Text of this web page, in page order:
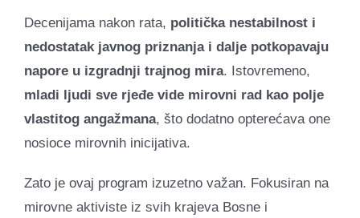
Decenijama nakon rata, politička nestabilnost i
nedostatak javnog priznanja i dalje potkopavaju
napore u izgradnji trajnog mira. Istovremeno,
mladi ljudi sve rjeđe vide mirovni rad kao polje
vlastitog angažmana, što dodatno opterećava one
nosioce mirovnih inicijativa.
Zato je ovaj program izuzetno važan. Fokusiran na
mirovne aktiviste iz svih krajeva Bosne i